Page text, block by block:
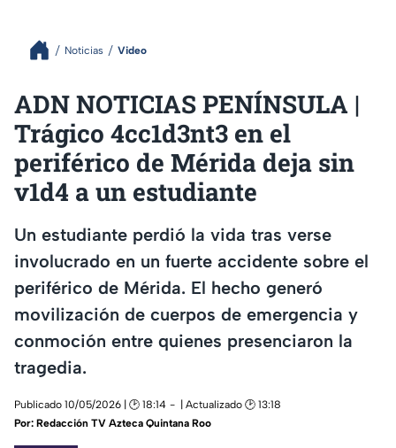
Noticias Video
ADN NOTICIAS PENÍNSULA |
Trágico 4cc1d3nt3 en el
periférico de Mérida deja sin
v1d4 a un estudiante
Un estudiante perdió la vida tras verse
involucrado en un fuerte accidente sobre el
periférico de Mérida. El hecho generó
movilización de cuerpos de emergencia y
conmoción entre quienes presenciaron la
tragedia.
Publicado 10/05/2026 | 🕑 18:14
| Actualizado 🕑 13:18
Por: Redacción TV Azteca Quintana Roo